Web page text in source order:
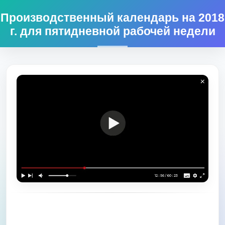
Производственный календарь на 2018
г. для пятидневной рабочей недели